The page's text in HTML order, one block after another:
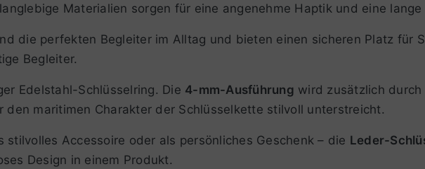
Materialien sorgen für eine angenehme Haptik und eine lange
die perfekten Begleiter im Alltag und bieten einen sicheren Platz für
Begleiter.
Edelstahl-Schlüsselring. Die 4-mm-Ausführung wird zusätzlich
maritimen Charakter der Schlüsselkette stilvoll unterstreicht.
stilvolles Accessoire oder als persönliches Geschenk – die Leder-
Design in einem Produkt.